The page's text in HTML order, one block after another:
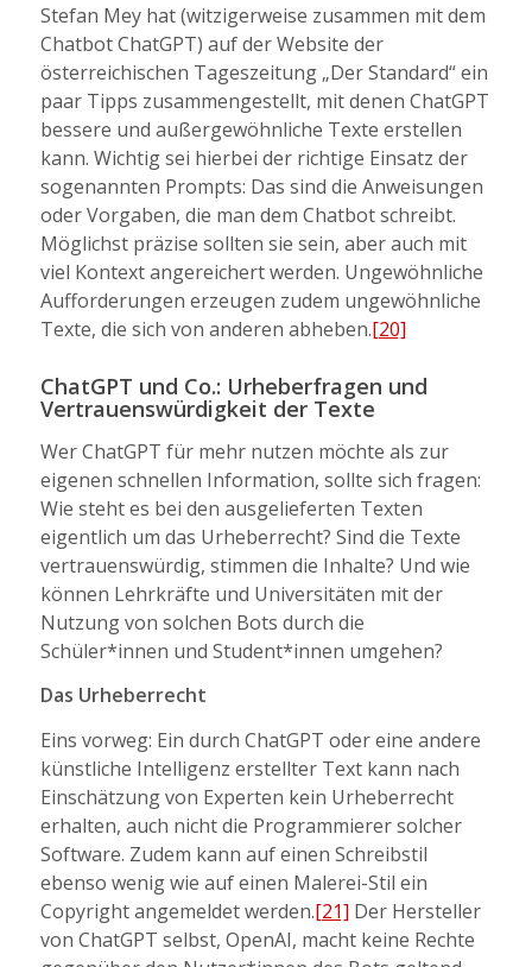
Stefan Mey hat (witzigerweise zusammen mit dem
Chatbot ChatGPT) auf der Website der
österreichischen Tageszeitung „Der Standard“ ein
paar Tipps zusammengestellt, mit denen ChatGPT
bessere und außergewöhnliche Texte erstellen
kann. Wichtig sei hierbei der richtige Einsatz der
sogenannten Prompts: Das sind die Anweisungen
oder Vorgaben, die man dem Chatbot schreibt.
Möglichst präzise sollten sie sein, aber auch mit
viel Kontext angereichert werden. Ungewöhnliche
Aufforderungen erzeugen zudem ungewöhnliche
Texte, die sich von anderen abheben.[20]
ChatGPT und Co.: Urheberfragen und
Vertrauenswürdigkeit der Texte
Wer ChatGPT für mehr nutzen möchte als zur
eigenen schnellen Information, sollte sich fragen:
Wie steht es bei den ausgelieferten Texten
eigentlich um das Urheberrecht? Sind die Texte
vertrauenswürdig, stimmen die Inhalte? Und wie
können Lehrkräfte und Universitäten mit der
Nutzung von solchen Bots durch die
Schüler*innen und Student*innen umgehen?
Das Urheberrecht
Eins vorweg: Ein durch ChatGPT oder eine andere
künstliche Intelligenz erstellter Text kann nach
Einschätzung von Experten kein Urheberrecht
erhalten, auch nicht die Programmierer solcher
Software. Zudem kann auf einen Schreibstil
ebenso wenig wie auf einen Malerei-Stil ein
Copyright angemeldet werden.[21] Der Hersteller
von ChatGPT selbst, OpenAI, macht keine Rechte